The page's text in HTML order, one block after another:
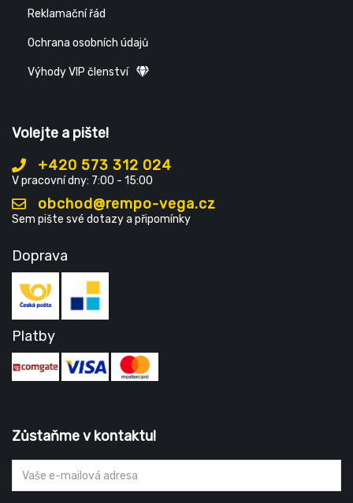
Reklamační řád
Ochrana osobních údajů
Výhody VIP členství
Volejte a pište!
+420 573 312 024
V pracovní dny: 7:00 - 15:00
obchod@rempo-vega.cz
Sem pište své dotazy a připomínky
Doprava
Platby
Zůstaňme v kontaktu!